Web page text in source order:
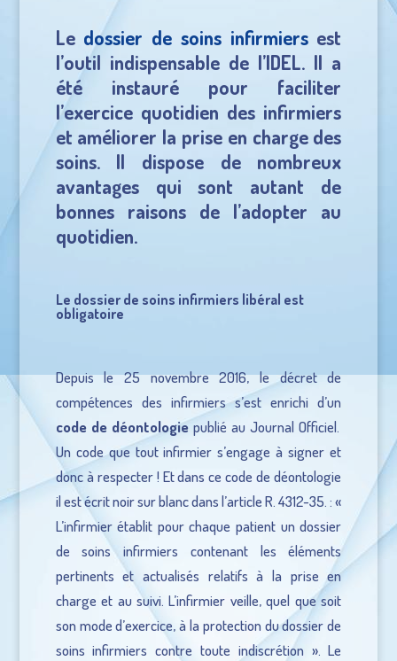
Le dossier de soins infirmiersest
l’outil indispensable de l’IDEL. Il a
été instauré pour faciliter
l’exercice quotidien des infirmiers
et améliorer la prise en charge des
soins. Il dispose de nombreux
avantages qui sont autant de
bonnes raisons de l’adopter au
quotidien.
Le dossier de soins infirmiers libéral est
obligatoire
Depuis le 25 novembre 2016, le décret de
compétences des infirmiers s’est enrichi d’un
code de déontologiepublié au Journal Officiel.
Un code que tout infirmier s’engage à signer et
donc à respecter ! Et dans ce code de déontologie
il est écrit noir sur blanc dans l’article R. 4312-35. : «
L’infirmier établit pour chaque patient un dossier
de soins infirmiers contenant les éléments
pertinents et actualisés relatifs à la prise en
charge et au suivi. L’infirmier veille, quel que soit
son mode d’exercice, à la protection du dossier de
soins infirmiers contre toute indiscrétion ». Le